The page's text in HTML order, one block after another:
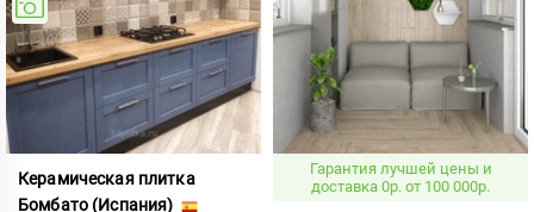
Керамическая плитка
Бомбато (Испания)
Гарантия лучшей цены и
доставка 0р. от 100 000р.